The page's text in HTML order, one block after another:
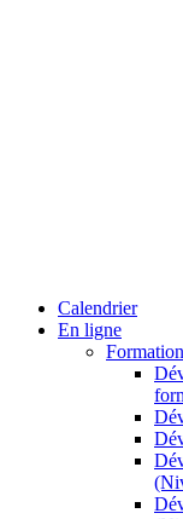
Calendrier
En ligne